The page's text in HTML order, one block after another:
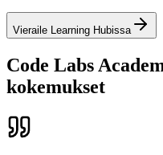
Vieraile Learning Hubissa
Code Labs
kokemukset